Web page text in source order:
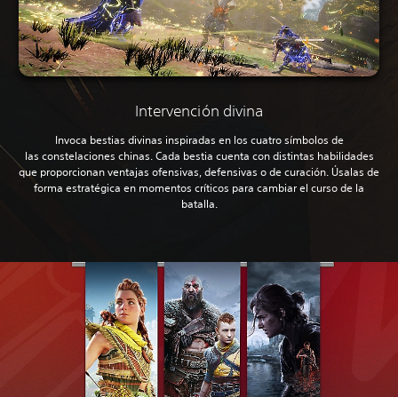
Intervención divina
Invoca bestias divinas inspiradas en los cuatro símbolos de
las constelaciones chinas. Cada bestia cuenta con distintas habilidades
que proporcionan ventajas ofensivas, defensivas o de curación. Úsalas de
forma estratégica en momentos críticos para cambiar el curso de la
batalla.